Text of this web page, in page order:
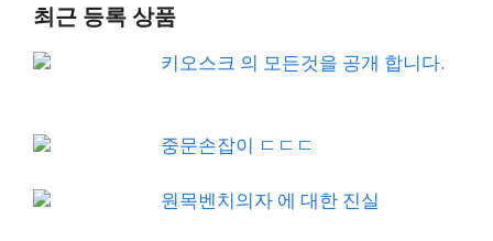
최근 등록 상품
키오스크 의 모든것을 공개 합니다.
중문손잡이 ㄷㄷㄷ
원목벤치의자 에 대한 진실